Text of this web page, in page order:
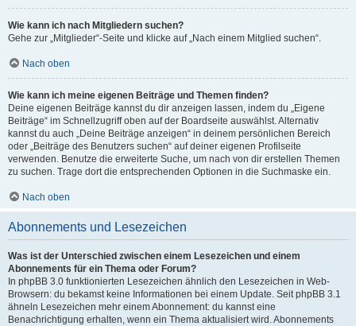
Wie kann ich nach Mitgliedern suchen?
Gehe zur „Mitglieder“-Seite und klicke auf „Nach einem Mitglied suchen“.
Nach oben
Wie kann ich meine eigenen Beiträge und Themen finden?
Deine eigenen Beiträge kannst du dir anzeigen lassen, indem du „Eigene
Beiträge“ im Schnellzugriff oben auf der Boardseite auswählst. Alternativ
kannst du auch „Deine Beiträge anzeigen“ in deinem persönlichen Bereich
oder „Beiträge des Benutzers suchen“ auf deiner eigenen Profilseite
verwenden. Benutze die erweiterte Suche, um nach von dir erstellen Themen
zu suchen. Trage dort die entsprechenden Optionen in die Suchmaske ein.
Nach oben
Abonnements und Lesezeichen
Was ist der Unterschied zwischen einem Lesezeichen und einem
Abonnements für ein Thema oder Forum?
In phpBB 3.0 funktionierten Lesezeichen ähnlich den Lesezeichen in Web-
Browsern: du bekamst keine Informationen bei einem Update. Seit phpBB 3.1
ähneln Lesezeichen mehr einem Abonnement: du kannst eine
Benachrichtigung erhalten, wenn ein Thema aktualisiert wird. Abonnements